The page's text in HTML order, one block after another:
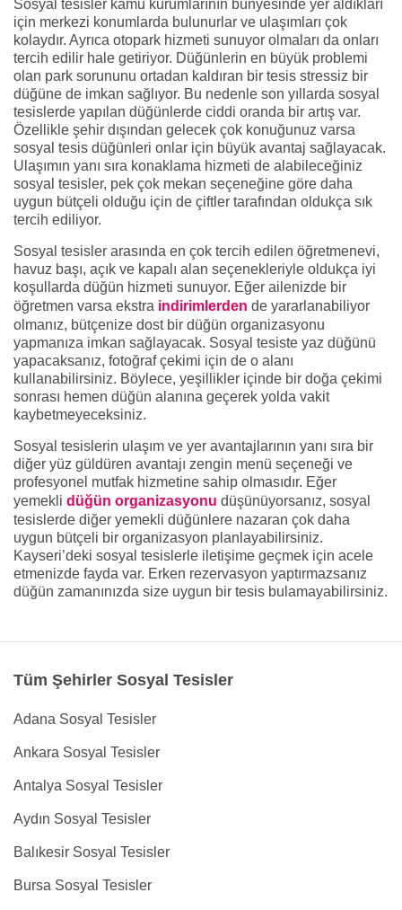
Sosyal tesisler kamu kurumlarının bünyesinde yer aldıkları
için merkezi konumlarda bulunurlar ve ulaşımları çok
kolaydır. Ayrıca otopark hizmeti sunuyor olmaları da onları
tercih edilir hale getiriyor. Düğünlerin en büyük problemi
olan park sorununu ortadan kaldıran bir tesis stressiz bir
düğüne de imkan sağlıyor. Bu nedenle son yıllarda sosyal
tesislerde yapılan düğünlerde ciddi oranda bir artış var.
Özellikle şehir dışından gelecek çok konuğunuz varsa
sosyal tesis düğünleri onlar için büyük avantaj sağlayacak.
Ulaşımın yanı sıra konaklama hizmeti de alabileceğiniz
sosyal tesisler, pek çok mekan seçeneğine göre daha
uygun bütçeli olduğu için de çiftler tarafından oldukça sık
tercih ediliyor.
Sosyal tesisler arasında en çok tercih edilen öğretmenevi,
havuz başı, açık ve kapalı alan seçenekleriyle oldukça iyi
koşullarda düğün hizmeti sunuyor. Eğer ailenizde bir
öğretmen varsa ekstra indirimlerden de yararlanabiliyor
olmanız, bütçenize dost bir düğün organizasyonu
yapmanıza imkan sağlayacak. Sosyal tesiste yaz düğünü
yapacaksanız, fotoğraf çekimi için de o alanı
kullanabilirsiniz. Böylece, yeşillikler içinde bir doğa çekimi
sonrası hemen düğün alanına geçerek yolda vakit
kaybetmeyeceksiniz.
Sosyal tesislerin ulaşım ve yer avantajlarının yanı sıra bir
diğer yüz güldüren avantajı zengin menü seçeneği ve
profesyonel mutfak hizmetine sahip olmasıdır. Eğer
yemekli düğün organizasyonu düşünüyorsanız, sosyal
tesislerde diğer yemekli düğünlere nazaran çok daha
uygun bütçeli bir organizasyon planlayabilirsiniz.
Kayseri’deki sosyal tesislerle iletişime geçmek için acele
etmenizde fayda var. Erken rezervasyon yaptırmazsanız
düğün zamanınızda size uygun bir tesis bulamayabilirsiniz.
Tüm Şehirler Sosyal Tesisler
Adana Sosyal Tesisler
Ankara Sosyal Tesisler
Antalya Sosyal Tesisler
Aydın Sosyal Tesisler
Balıkesir Sosyal Tesisler
Bursa Sosyal Tesisler